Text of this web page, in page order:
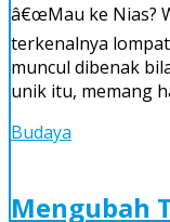
â€œMau ke Nias?
terkenalnya
muncul dibenak
unik itu, memang
Budaya
Mengubah